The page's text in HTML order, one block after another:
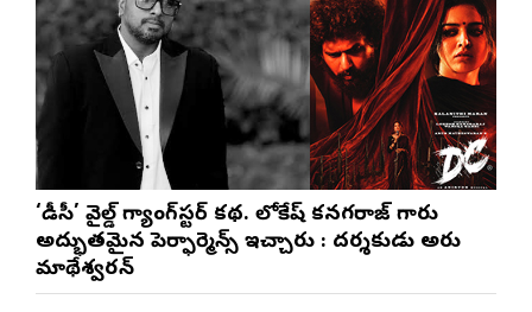
‘డీసీ’ వైల్డ్ గ్యాంగ్‌స్టర్ కథ. లోకేష్ కనగరాజ్ గారు
అద్భుతమైన పెర్ఫార్మెన్స్ ఇచ్చారు : దర్శకుడు అరుణ్
మాథేశ్వరన్